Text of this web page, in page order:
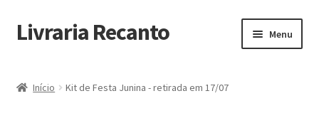
Pular
para
Pular
para
conteúdo
Livraria Recanto Menu
Início Kit de Festa Junina - retirada em 17/07